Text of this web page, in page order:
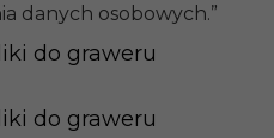
danych osobowych.”
do graweru
do graweru